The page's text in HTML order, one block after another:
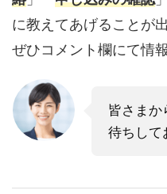
に教えてあげることが
ぜひコメント欄にて情
皆さまか
待ちして